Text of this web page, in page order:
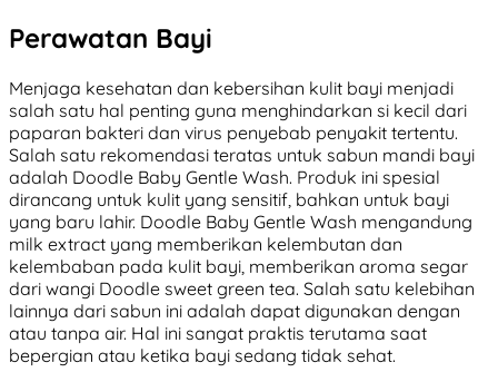
Perawatan Bayi
Menjaga kesehatan dan kebersihan kulit bayi menjadi
salah satu hal penting guna menghindarkan si kecil dari
paparan bakteri dan virus penyebab penyakit tertentu.
Salah satu rekomendasi teratas untuk sabun mandi bayi
adalah Doodle Baby Gentle Wash. Produk ini spesial
dirancang untuk kulit yang sensitif, bahkan untuk bayi
yang baru lahir. Doodle Baby Gentle Wash mengandung
milk extract yang memberikan kelembutan dan
kelembaban pada kulit bayi, memberikan aroma segar
dari wangi Doodle sweet green tea. Salah satu kelebihan
lainnya dari sabun ini adalah dapat digunakan dengan
atau tanpa air. Hal ini sangat praktis terutama saat
bepergian atau ketika bayi sedang tidak sehat.